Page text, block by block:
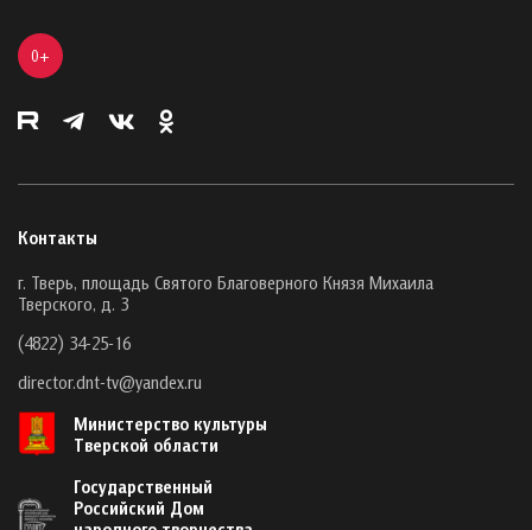
0+
Контакты
г. Тверь, площадь Святого Благоверного Князя Михаила
Тверского, д. 3
(4822) 34-25-16
director.dnt-tv@yandex.ru
Министерство культуры
Тверской области
Государственный
Российский Дом